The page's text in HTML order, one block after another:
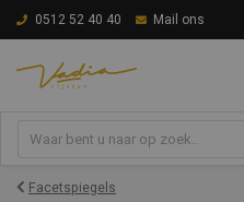
0512 52 40 40 Mail ons
Facetspiegels